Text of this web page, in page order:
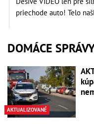
priechode auto! Telo
DOMÁCE
AKTUALIZOVANÉ